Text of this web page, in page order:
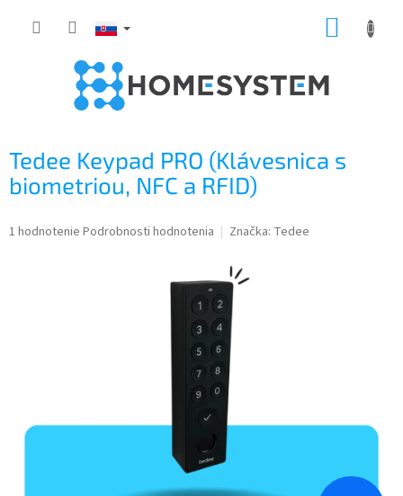
Tedee Keypad PRO (Klávesnica s
biometriou, NFC a RFID)
Priemerné
1 hodnotenie Podrobnosti hodnotenia Značka: Tedee